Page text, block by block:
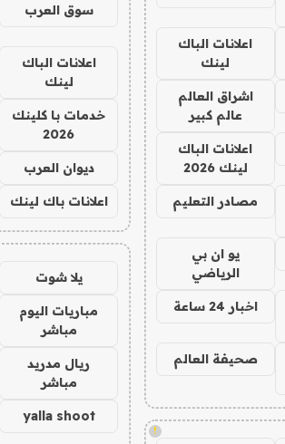
اعلانات الباك
لينك
اشراق العالم
عالم كبير
اعلانات الباك
لينك 2026
مصادر التعليم
يو ان بي
الرياضي
اخبار 24 ساعة
صحيفة العالم
!
سوق العرب
اعلانات الباك
لينك
خدمات با كلينك
2026
ديوان العرب
اعلانات باك لينك
يلا شوت
مباريات اليوم
مباشر
ريال مدريد
مباشر
yalla shoot